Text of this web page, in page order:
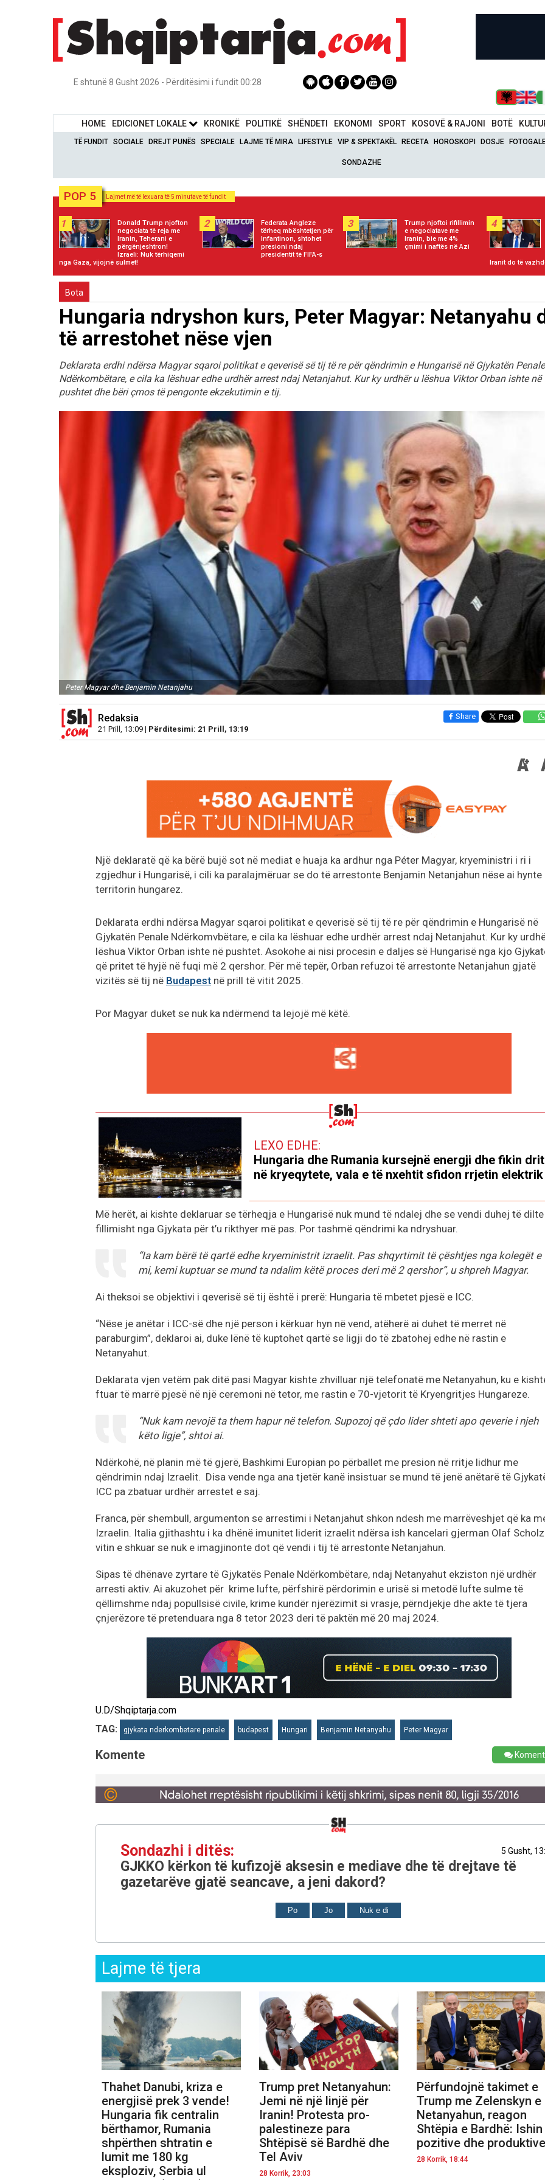
E shtunë 8 Gusht 2026 - Përditësimi i fundit 00:28
HOME EDICIONET LOKALE KRONIKË POLITIKË SHËNDETI EKONOMI SPORT KOSOVË & RAJONI BOTË
TË FUNDIT SOCIALE DREJT PUNËS SPECIALE LAJME TË MIRA LIFESTYLE VIP & SPEKTAKËL RECETA HOROSKOPI DOSJE
SONDAZHE
POP 5 Lajmet më të lexuara të 5 minutave të fundit
1
Donald Trump njofton
negociata të reja me
Iranin, Teherani e
përgënjeshtron!
Izraeli: Nuk tërhiqemi
nga Gaza, vijojnë sulmet!
2
Federata Angleze
tërheq mbështetjen për
Infantinon, shtohet
presioni ndaj
presidentit të FIFA-s
3
Trump njoftoi rifillimin
e negociatave me
Iranin, bie me 4%
çmimi i naftës në Azi
4
Iranit do të
Bota
Hungaria ndryshon kurs, Peter Magyar: Netanyahu
të arrestohet nëse vjen
Deklarata erdhi ndërsa Magyar sqaroi politikat e qeverisë së tij të re për qëndrimin e Hungarisë në Gjykatën Penale
Ndërkombëtare, e cila ka lëshuar edhe urdhër arrest ndaj Netanjahut. Kur ky urdhër u lëshua Viktor Orban ishte në
pushtet dhe bëri çmos të pengonte ekzekutimin e tij.
Peter Magyar dhe Benjamin Netanjahu
Redaksia
21 Prill, 13:09 | Përditesimi: 21 Prill, 13:19
Share
Një deklaratë që ka bërë bujë sot në mediat e huaja ka ardhur nga Péter Magyar, kryeministri i ri i
zgjedhur i Hungarisë, i cili ka paralajmëruar se do të arrestonte Benjamin Netanjahun nëse ai hynte
territorin hungarez.
Deklarata erdhi ndërsa Magyar sqaroi politikat e qeverisë së tij të re për qëndrimin e Hungarisë në
Gjykatën Penale Ndërkomvbëtare, e cila ka lëshuar edhe urdhër arrest ndaj Netanjahut. Kur ky
lëshua Viktor Orban ishte në pushtet. Asokohe ai nisi procesin e daljes së Hungarisë nga kjo
që pritet të hyjë në fuqi më 2 qershor. Për më tepër, Orban refuzoi të arrestonte Netanjahun gjatë
vizitës së tij në Budapest në prill të vitit 2025.
Por Magyar duket se nuk ka ndërmend ta lejojë më këtë.
LEXO EDHE:
Hungaria dhe Rumania kursejnë energji dhe fikin
në kryeqytete, vala e të nxehtit sfidon rrjetin elektrik
Më herët, ai kishte deklaruar se tërheqja e Hungarisë nuk mund të ndalej dhe se vendi duhej të dilte
fillimisht nga Gjykata për t’u rikthyer më pas. Por tashmë qëndrimi ka ndryshuar.
“Ia kam bërë të qartë edhe kryeministrit izraelit. Pas shqyrtimit të çështjes nga kolegët e
mi, kemi kuptuar se mund ta ndalim këtë proces deri më 2 qershor”, u shpreh Magyar.
Ai theksoi se objektivi i qeverisë së tij është i prerë: Hungaria të mbetet pjesë e ICC.
“Nëse je anëtar i ICC-së dhe një person i kërkuar hyn në vend, atëherë ai duhet të merret në
paraburgim”, deklaroi ai, duke lënë të kuptohet qartë se ligji do të zbatohej edhe në rastin e
Netanyahut.
Deklarata vjen vetëm pak ditë pasi Magyar kishte zhvilluar një telefonatë me Netanyahun, ku e
ftuar të marrë pjesë në një ceremoni në tetor, me rastin e 70-vjetorit të Kryengritjes Hungareze.
“Nuk kam nevojë ta them hapur në telefon. Supozoj që çdo lider shteti apo qeverie i njeh
këto ligje”, shtoi ai.
Ndërkohë, në planin më të gjerë, Bashkimi Europian po përballet me presion në rritje lidhur me
qëndrimin ndaj Izraelit. Disa vende nga ana tjetër kanë insistuar se mund të jenë anëtarë të
ICC pa zbatuar urdhër arrestet e saj.
Franca, për shembull, argumenton se arrestimi i Netanjahut shkon ndesh me marrëveshjet që ka
Izraelin. Italia gjithashtu i ka dhënë imunitet liderit izraelit ndërsa ish kancelari gjerman Olaf
vitin e shkuar se nuk e imagjinonte dot që vendi i tij të arrestonte Netanjahun.
Sipas të dhënave zyrtare të Gjykatës Penale Ndërkombëtare, ndaj Netanyahut ekziston një urdhër
arresti aktiv. Ai akuzohet për krime lufte, përfshirë përdorimin e urisë si metodë lufte sulme të
qëllimshme ndaj popullsisë civile, krime kundër njerëzimit si vrasje, përndjekje dhe akte të tjera
çnjerëzore të pretenduara nga 8 tetor 2023 deri të paktën më 20 maj 2024.
U.D/Shqiptarja.com
TAG:
gjykata nderkombetare penale budapest Hungari Benjamin Netanyahu Peter Magyar
Komente
Sondazhi i ditës: 5 Gusht,
GJKKO kërkon të kufizojë aksesin e mediave dhe të drejtave të
gazetarëve gjatë seancave, a jeni dakord?
Po Jo Nuk e di
Lajme të tjera
Thahet Danubi, kriza e
energjisë prek 3 vende!
Hungaria fik centralin
bërthamor, Rumania
shpërthen shtratin e
lumit me 180 kg
eksploziv, Serbia ul
Trump pret Netanyahun:
Jemi në një linjë për
Iranin! Protesta pro-
palestineze para
Shtëpisë së Bardhë dhe
Tel Aviv
28 Korrik, 23:03
Përfundojnë takimet e
Trump me Zelenskyn e
Netanyahun, reagon
Shtëpia e Bardhë: Ishin
pozitive dhe produktive
28 Korrik, 18:44